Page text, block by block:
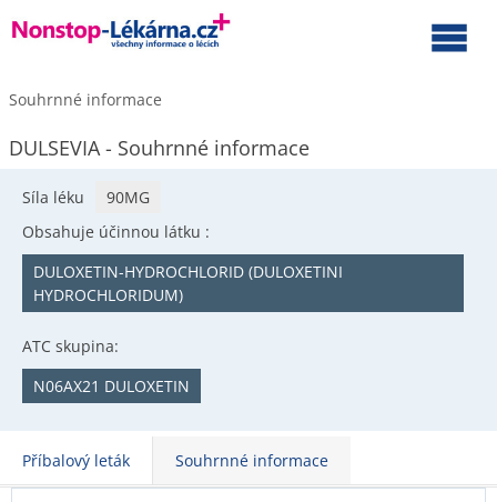
Souhrnné informace
DULSEVIA - Souhrnné informace
Síla léku
90MG
Obsahuje účinnou látku :
DULOXETIN-HYDROCHLORID (DULOXETINI
HYDROCHLORIDUM)
ATC skupina:
N06AX21 DULOXETIN
Příbalový leták Souhrnné informace